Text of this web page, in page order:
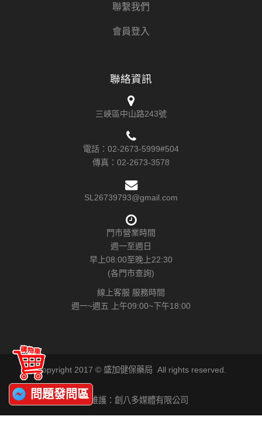
聯繫我們
會員登入
聯絡資訊
三峽區中山路243號
電話： 02-2673-5999#504
傳真： 02-2673-3578
SL26739793@gmail.com
門市營業時間
週一至週日
早上08:00至晚上22:30
(各門市查詢)
線上客服 服務時間
週一~週五 上午09:00~下午18:00
Copyright 2017 © 盛加健保藥局 All rights reserved.
網站維護：創八多媒體有限公司
問題發問區